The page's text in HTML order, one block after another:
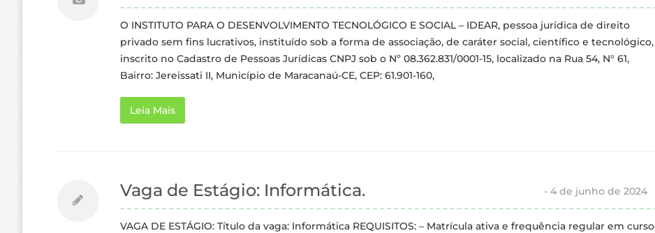
O INSTITUTO PARA O DESENVOLVIMENTO TECNOLÓGICO E SOCIAL – IDEAR, pessoa jurídica de direito
privado sem fins lucrativos, instituído sob a forma de associação, de caráter social, científico e tecnológico,
inscrito no Cadastro de Pessoas Jurídicas CNPJ sob o Nº 08.362.831/0001-15, localizado na Rua 54, N° 61,
Bairro: Jereissati II, Município de Maracanaú-CE, CEP: 61.901-160,
Leia Mais
Vaga de Estágio: Informática. - 4 de junho de 2024
VAGA DE ESTÁGIO: Título da vaga: Informática REQUISITOS: – Matrícula ativa e frequência regular em curso